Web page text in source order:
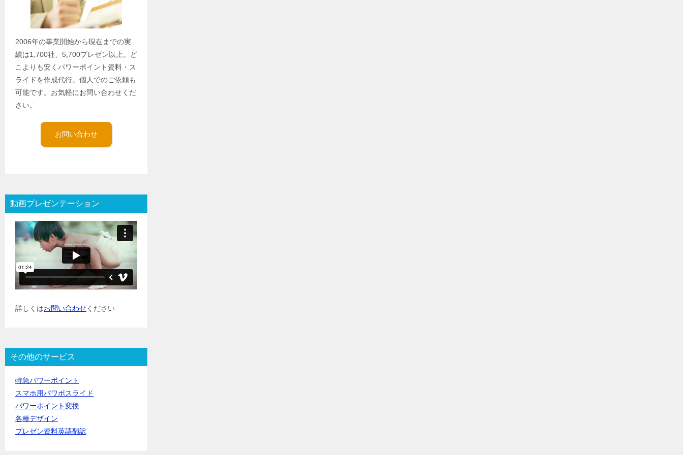
2006年の事業開始から現在までの実
績は1,700社、5,700プレゼン以上。ど
こよりも安くパワーポイント資料・ス
ライドを作成代行。個人でのご依頼も
可能です。お気軽にお問い合わせくだ
さい。
お問い合わせ
動画プレゼンテーション
詳しくはお問い合わせください
その他のサービス
特急パワーポイント
スマホ用パワポスライド
パワーポイント変換
各種デザイン
プレゼン資料英語翻訳